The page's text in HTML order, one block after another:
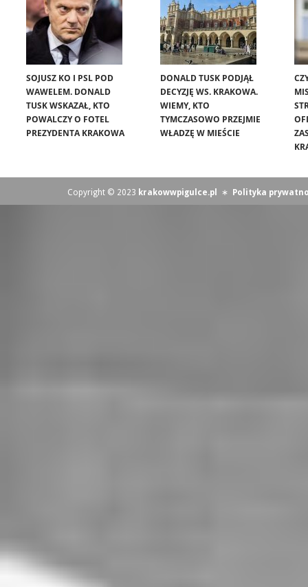
SOJUSZ KO I PSL POD
WAWELEM. DONALD
TUSK WSKAZAŁ, KTO
POWALCZY O FOTEL
PREZYDENTA KRAKOWA
DONALD TUSK PODJĄŁ
DECYZJĘ WS. KRAKOWA.
WIEMY, KTO
TYMCZASOWO PRZEJMIE
WŁADZĘ W MIEŚCIE
Copyright © 2023 krakowwpigulce.pl ∗ Polityka